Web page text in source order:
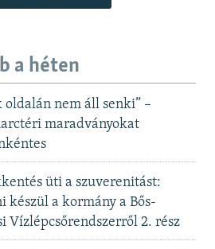
a héten
oldalán nem áll senki” –
maradványokat
üti a szuverenitást:
készül a kormány a Bős-
Vízlépcsőrendszerről 2. rész